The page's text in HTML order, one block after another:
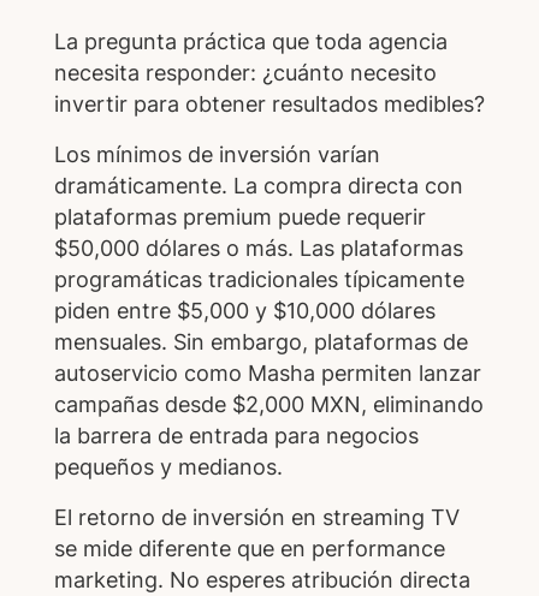
La pregunta práctica que toda agencia
necesita responder: ¿cuánto necesito
invertir para obtener resultados medibles?
Los mínimos de inversión varían
dramáticamente. La compra directa con
plataformas premium puede requerir
$50,000 dólares o más. Las plataformas
programáticas tradicionales típicamente
piden entre $5,000 y $10,000 dólares
mensuales. Sin embargo, plataformas de
autoservicio como Masha permiten lanzar
campañas desde $2,000 MXN, eliminando
la barrera de entrada para negocios
pequeños y medianos.
El retorno de inversión en streaming TV
se mide diferente que en performance
marketing. No esperes atribución directa